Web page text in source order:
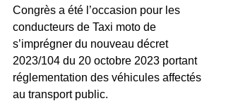
Congrès a été l’occasion pour les
conducteurs de Taxi moto de
s’imprégner du nouveau décret
2023/104 du 20 octobre 2023 portant
réglementation des véhicules affectés
au transport public.